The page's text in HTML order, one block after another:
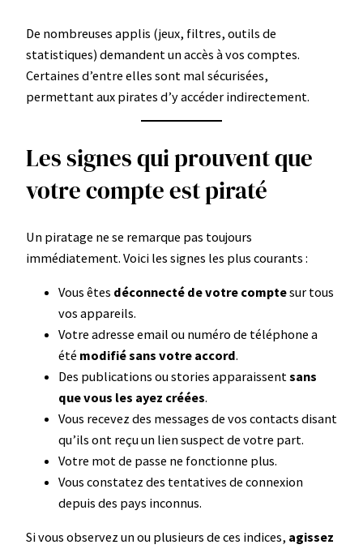
De nombreuses applis (jeux, filtres, outils de
statistiques) demandent un accès à vos comptes.
Certaines d’entre elles sont mal sécurisées,
permettant aux pirates d’y accéder indirectement.
Les signes qui prouvent que
votre compte est piraté
Un piratage ne se remarque pas toujours
immédiatement. Voici les signes les plus courants :
Vous êtes déconnecté de votre comptesur tous
vos appareils.
Votre adresse email ou numéro de téléphone a
été modifié sans votre accord.
Des publications ou stories apparaissentsans
que vous les ayez créées.
Vous recevez des messages de vos contacts disant
qu’ils ont reçu un lien suspect de votre part.
Votre mot de passe ne fonctionne plus.
Vous constatez des tentatives de connexion
depuis des pays inconnus.
Si vous observez un ou plusieurs de ces indices, agissez